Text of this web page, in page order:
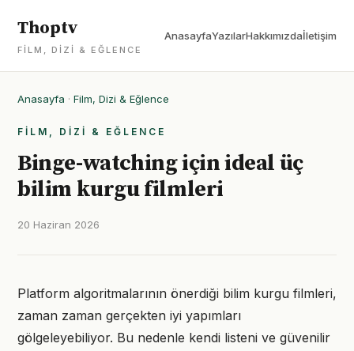
Thoptv
FILM, DIZI & EĞLENCE
AnasayfaYazılarHakkımızdaİletişim
Anasayfa · Film, Dizi & Eğlence
FILM, DIZI & EĞLENCE
Binge-watching için ideal üç
bilim kurgu filmleri
20 Haziran 2026
Platform algoritmalarının önerdiği bilim kurgu filmleri,
zaman zaman gerçekten iyi yapımları
gölgeleyebiliyor. Bu nedenle kendi listeni ve güvenilir